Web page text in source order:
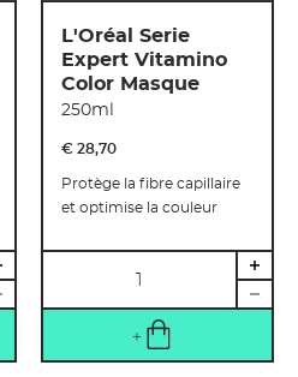
L'Oréal Serie
Expert Vitamino
Color Masque
250ml
€ 28,70
Protège la fibre capillaire
et optimise la couleur